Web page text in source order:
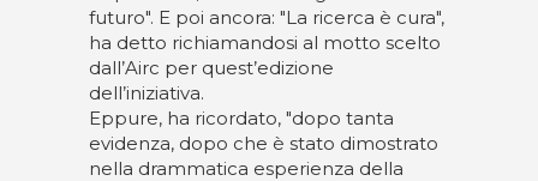
futuro". E poi ancora: "La ricerca è cura",
ha detto richiamandosi al motto scelto
dall’Airc per quest’edizione
dell’iniziativa.
Eppure, ha ricordato, "dopo tanta
evidenza, dopo che è stato dimostrato
nella drammatica esperienza della